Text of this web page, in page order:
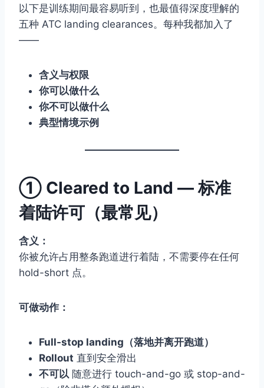
以下是训练期间最容易听到，也最值得深度理解的
五种 ATC landing clearances。每种我都加入了
——
含义与权限
你可以做什么
你不可以做什么
典型情境示例
① Cleared to Land — 标准
着陆许可（最常见）
含义：
你被允许占用整条跑道进行着陆，不需要停在任何
hold-short 点。
可做动作：
Full-stop landing（落地并离开跑道）
Rollout 直到安全滑出
不可以 随意进行 touch-and-go 或 stop-and-